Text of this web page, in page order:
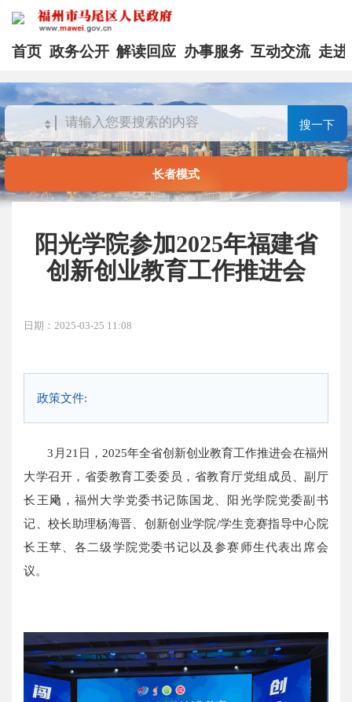
首页 政务公开 解读回应 办事服务 互动交流 走进
搜一下
长者模式
阳光学院参加2025年福建省
创新创业教育工作推进会
日期：2025-03-25 11:08
政策文件:
3月21日，2025年全省创新创业教育工作推进会在福州
大学召开，省委教育工委委员，省教育厅党组成员、副厅
长王飏，福州大学党委书记陈国龙、阳光学院党委副书
记、校长助理杨海晋、创新创业学院/学生竞赛指导中心院
长王苹、各二级学院党委书记以及参赛师生代表出席会
议。